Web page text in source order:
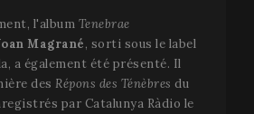
l'album Tenebrae
Magrané, sorti sous le label
a également été présenté. Il
des Répons des Ténèbres du
par Catalunya Ràdio le